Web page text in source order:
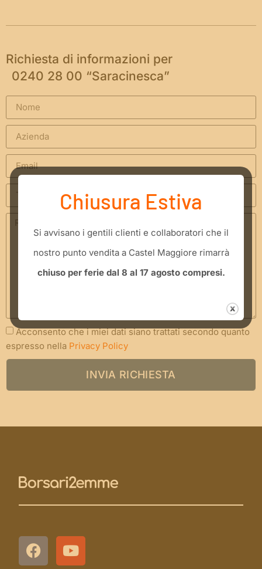
Richiesta di informazioni per
0240 28 00 “Saracinesca”
Acconsento che i miei dati siano trattati secondo quanto
espresso nella Privacy Policy
INVIA RICHIESTA
Chiusura Estiva
​Si avvisano i gentili clienti e collaboratori che il
nostro punto vendita a Castel Maggiore rimarrà
chiuso per ferie dal 8 al 17 agosto compresi.